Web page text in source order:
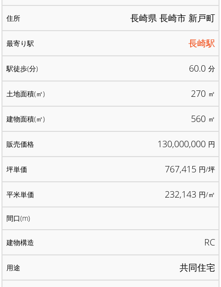
長崎県 長崎市 新戸町
長崎駅
60.0 分
270 ㎡
560 ㎡
130,000,000 円
767,415 円/坪
232,143 円/㎡
RC
共同住宅